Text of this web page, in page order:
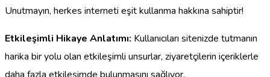
Unutmayın, herkes interneti eşit kullanma hakkına sahiptir!
Etkileşimli Hikaye Anlatımı: Kullanıcıları sitenizde tutmanın
harika bir yolu olan etkileşimli unsurlar, ziyaretçilerin içeriklerle